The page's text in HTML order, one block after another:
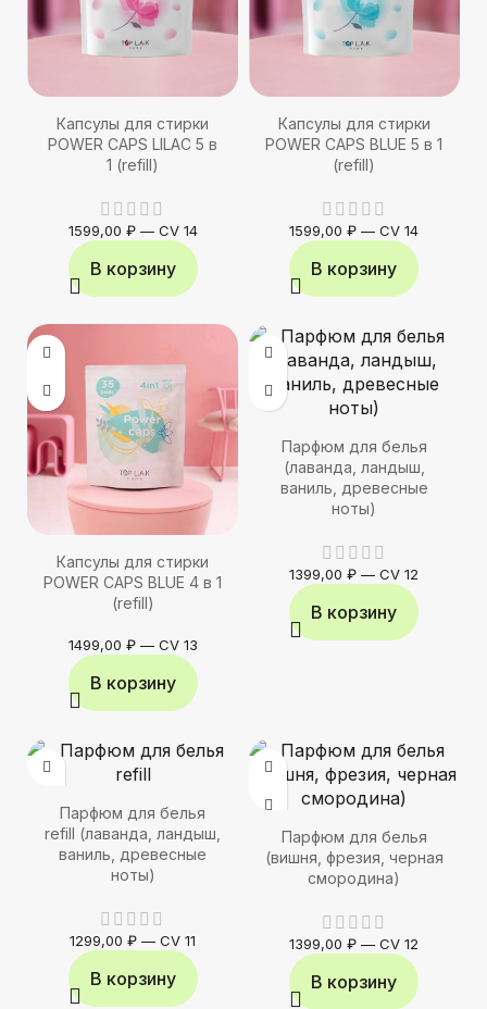
Капсулы для стирки
POWER CAPS LILAC 5 в
1 (refill)
1599,00 ₽— CV 14
В корзину
Капсулы для стирки
POWER CAPS BLUE 5 в 1
(refill)
1599,00₽ —CV 14
В корзину
Капсулы для стирки
POWER CAPS BLUE 4 в 1
(refill)
1499,00 ₽— CV 13
В корзину
Парфюм для белья
(лаванда, ландыш,
ваниль, древесные
ноты)
1399,00₽ —CV 12
В корзину
Парфюм для белья
refill (лаванда, ландыш,
ваниль, древесные
ноты)
1299,00 ₽ — CV 11
В корзину
Парфюм для белья
(вишня, фрезия, черная
смородина)
1399,00₽ —CV 12
В корзину